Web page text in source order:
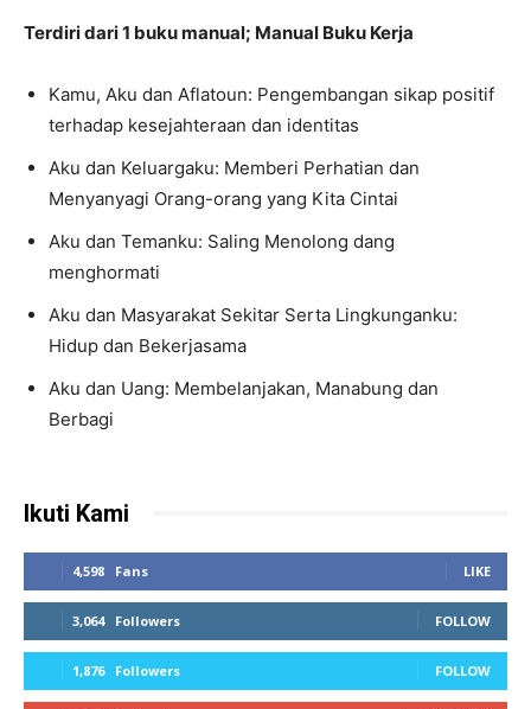
Terdiri dari 1 buku manual; Manual Buku Kerja
Kamu, Aku dan Aflatoun: Pengembangan sikap positif
terhadap kesejahteraan dan identitas
Aku dan Keluargaku: Memberi Perhatian dan
Menyanyagi Orang-orang yang Kita Cintai
Aku dan Temanku: Saling Menolong dang
menghormati
Aku dan Masyarakat Sekitar Serta Lingkunganku:
Hidup dan Bekerjasama
Aku dan Uang: Membelanjakan, Manabung dan
Berbagi
Ikuti Kami
4,598 Fans LIKE
3,064 Followers FOLLOW
1,876 Followers FOLLOW